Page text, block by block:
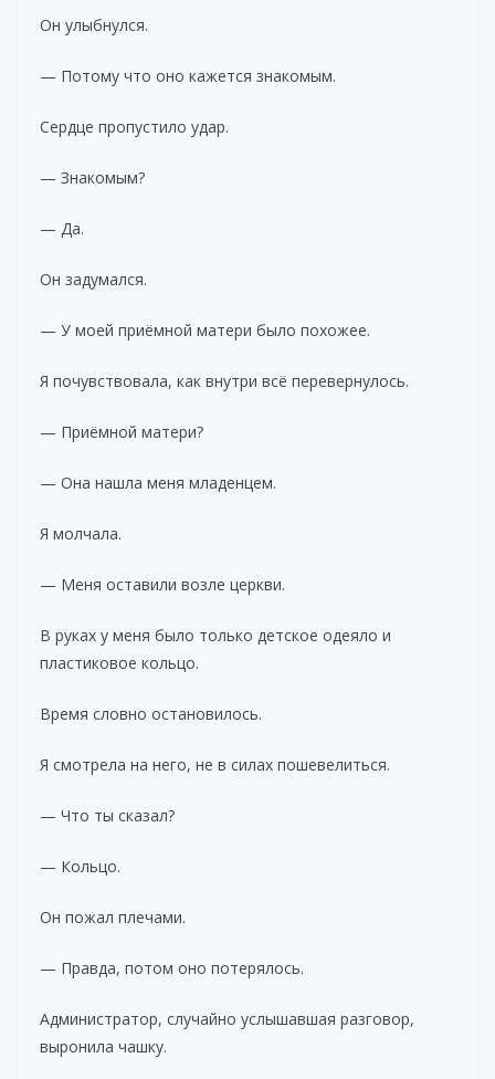
Он улыбнулся.
— Потому что оно кажется знакомым.
Сердце пропустило удар.
— Знакомым?
— Да.
Он задумался.
— У моей приёмной матери было похожее.
Я почувствовала, как внутри всё перевернулось.
— Приёмной матери?
— Она нашла меня младенцем.
Я молчала.
— Меня оставили возле церкви.
В руках у меня было только детское одеяло и
пластиковое кольцо.
Время словно остановилось.
Я смотрела на него, не в силах пошевелиться.
— Что ты сказал?
— Кольцо.
Он пожал плечами.
— Правда, потом оно потерялось.
Администратор, случайно услышавшая разговор,
выронила чашку.